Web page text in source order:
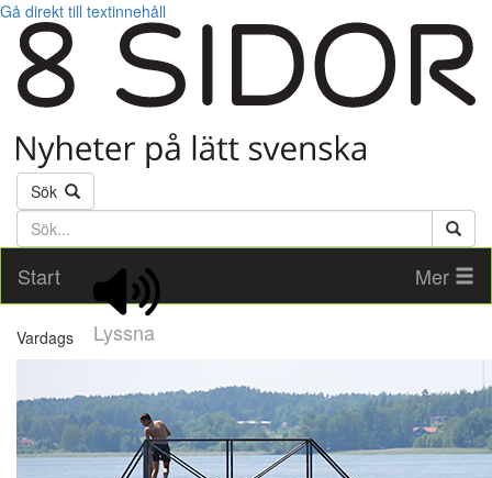
Gå direkt till textinnehåll
Sök
Söktext
Start
Lyssna
Mer
Vardags